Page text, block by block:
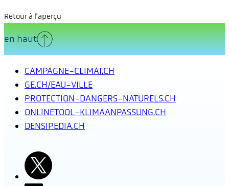
Retour à l’aperçu
en haut
CAMPAGNE-CLIMAT.CH
GE.CH/EAU-VILLE
PROTECTION-DANGERS-NATURELS.CH
ONLINETOOL-KLIMAANPASSUNG.CH
DENSIPEDIA.CH